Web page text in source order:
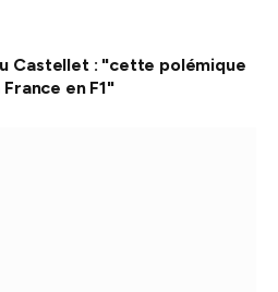
Castellet : "cette polémique
en F1"